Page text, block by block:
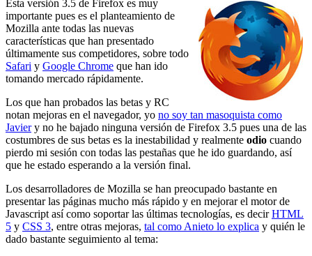
Esta versión 3.5 de Firefox es muy
importante pues es el planteamiento de
Mozilla ante todas las nuevas
características que han presentado
últimamente sus competidores, sobre todo
Safari y Google Chrome que han ido
tomando mercado rápidamente.
Los que han probados las betas y RC
notan mejoras en el navegador, yo no soy tan masoquista como
Javiery no he bajado ninguna versión de Firefox 3.5 pues una de las
costumbres de sus betas es la inestabilidad y realmente odio cuando
pierdo mi sesión con todas las pestañas que he ido guardando, así
que he estado esperando a la versión final.
Los desarrolladores de Mozilla se han preocupado bastante en
presentar las páginas mucho más rápido y en mejorar el motor de
Javascript así como soportar las últimas tecnologías, es decirHTML
5 y CSS 3, entre otras mejoras, tal como Anieto lo explica y quién le
dado bastante seguimiento al tema: